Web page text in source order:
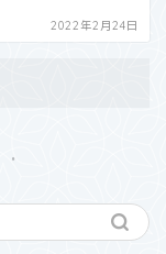
2022年2月24日